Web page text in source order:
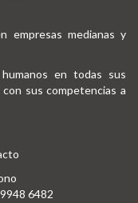
empresas medianas y
en todas sus
sus competencias a
6482